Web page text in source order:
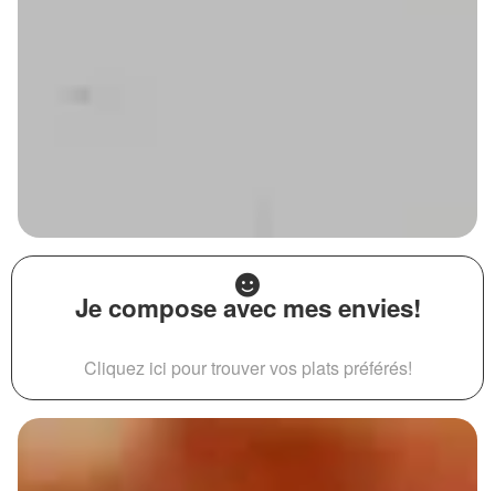
Je compose avec mes envies!
Cliquez ici pour trouver vos plats préférés!